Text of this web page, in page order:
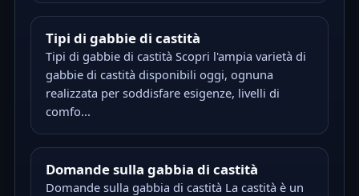
Tipi di gabbie di castità
Tipi di gabbie di castità Scopri l'ampia varietà di
gabbie di castità disponibili oggi, ognuna
realizzata per soddisfare esigenze, livelli di
comfo...
Domande sulla gabbia di castità
Domande sulla gabbia di castità La castità è un